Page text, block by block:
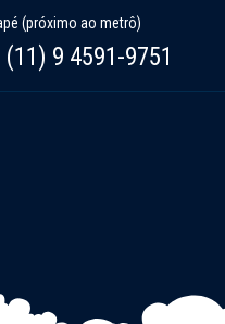
(próximo ao metrô)
(11) 9 4591-9751